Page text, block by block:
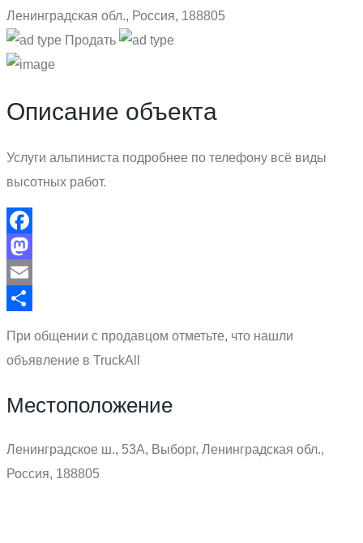
Ленинградская обл., Россия, 188805
Продать
Описание объекта
Услуги альпиниста подробнее по телефону всё виды
высотных работ.
Facebook
Mastodon
Email
При общении с продавцом отметьте, что нашли
объявление в TruckAll
Местоположение
Ленинградское ш., 53А, Выборг, Ленинградская обл.,
Россия, 188805